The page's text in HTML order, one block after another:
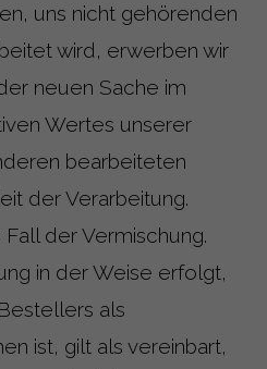
uns nicht gehörenden
wird, erwerben wir
neuen Sache im
Wertes unserer
bearbeiteten
der Verarbeitung.
der Vermischung.
in der Weise erfolgt,
als
ist, gilt als vereinbart,